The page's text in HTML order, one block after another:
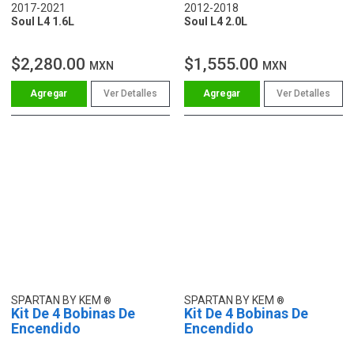
2017-2021
Soul L4 1.6L
$2,280.00 MXN
Ver Detalles
2012-2018
Soul L4 2.0L
$1,555.00 MXN
Ver Detalles
SPARTAN BY KEM
Kit De 4 Bobinas De
Encendido
SPARTAN BY KEM
Kit De 4 Bobinas De
Encendido